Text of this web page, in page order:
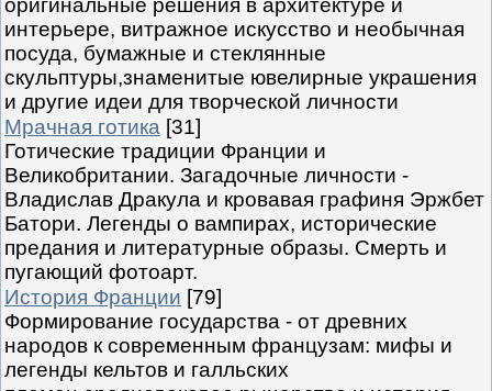
оригинальные решения в архитектуре и
интерьере, витражное искусство и необычная
посуда, бумажные и стеклянные
скульптуры,знаменитые ювелирные украшения
и другие идеи для творческой личности
Мрачная готика [31]
Готические традиции Франции и
Великобритании. Загадочные личности -
Владислав Дракула и кровавая графиня Эржбет
Батори. Легенды о вампирах, исторические
предания и литературные образы. Смерть и
пугающий фотоарт.
История Франции [79]
Формирование государства - от древних
народов к современным французам: мифы и
легенды кельтов и галльских